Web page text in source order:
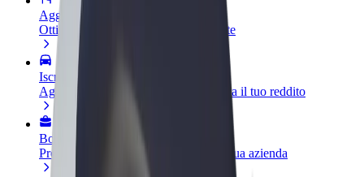
Aggiungi il tuo ristorante o negozio
Ottieni più clienti e aumenta le vendite
Iscriviti come proprietario della flotta
Aggiungi la tua flotta a Bolt e aumenta il tuo reddito
Bolt per le aziende
Prodotti e servizi Bolt scalabili per la tua azienda